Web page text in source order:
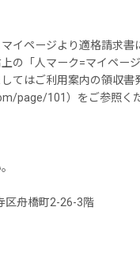
イページより適格請求書
の「人マーク=マイペー
てはご利用案内の領収書
page/101）をご参照く
舟橋町2-26-3階